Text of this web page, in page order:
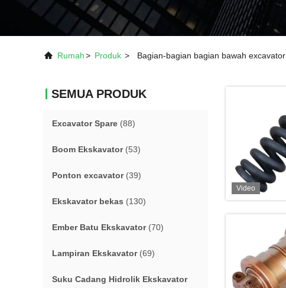
Rumah> Produk > Bagian-bagian bagian bawah excavator
SEMUA PRODUK
Excavator Spare (88)
Boom Ekskavator(53)
Ponton excavator(39)
Ekskavator bekas (130)
Ember Batu Ekskavator(70)
Lampiran Ekskavator(69)
Suku Cadang Hidrolik Ekskavator
Video